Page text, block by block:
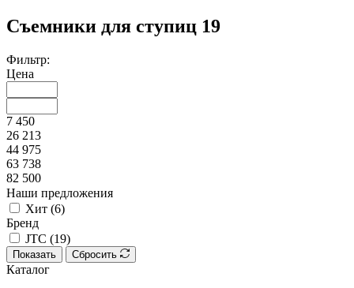
Съемники для ступиц 19
Фильтр:
Цена
7 450
26 213
44 975
63 738
82 500
Наши предложения
Хит (6)
Бренд
JTC (19)
Показать Сбросить
Каталог